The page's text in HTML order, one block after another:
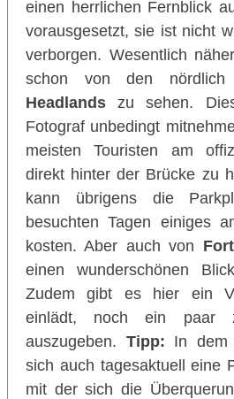
einen herrlichen Fernblick
vorausgesetzt, sie ist nicht
verborgen. Wesentlich
schon von den nördlich
Headlands zu sehen.
Fotograf unbedingt
meisten Touristen am
direkt hinter der Brücke zu
kann übrigens die
besuchten Tagen einiges
kosten. Aber auch von
einen wunderschönen
Zudem gibt es hier ein
einlädt, noch ein paar
auszugeben. Tipp: In dem
sich auch tagesaktuell eine
mit der sich die